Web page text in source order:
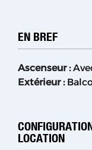
EN BREF
Ascenseur:
Extérieur:
LOCATION